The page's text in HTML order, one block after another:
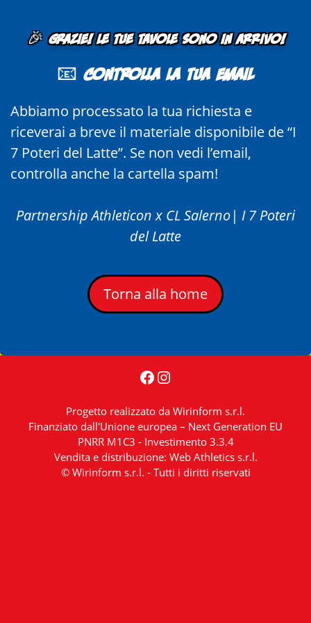
🎉Grazie! Le tue tavole sono in arrivo!
📧 Controlla la tua email
Abbiamo processato la tua richiesta e
riceverai a breve il materiale disponibile de “I
7 Poteri del Latte”. Se non vedi l’email,
controlla anche la cartella spam!
Partnership Athleticon x CL Salerno| I 7 Poteri
del Latte
Torna alla home
Facebook
Instagram
Progetto realizzato da Wirinform s.r.l.
Finanziato dall'Unione europea – Next Generation EU
PNRR M1C3 - Investimento 3.3.4
Vendita e distribuzione: Web Athletics s.r.l.
© Wirinform s.r.l. - Tutti i diritti riservati